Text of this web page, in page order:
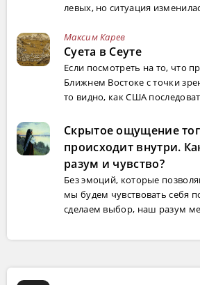
левых, но ситуация
Максим Карев
Суета в Сеуте
Если посмотреть на то, что
Ближнем Востоке с точки
то видно, как США
Скрытое ощущение
происходит внутри.
разум и чувство?
Без эмоций, которые
мы будем чувствовать себя
сделаем выбор, наш разум